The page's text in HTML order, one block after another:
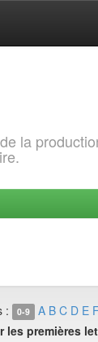
la
: 0-9 A B C D E F
les premières